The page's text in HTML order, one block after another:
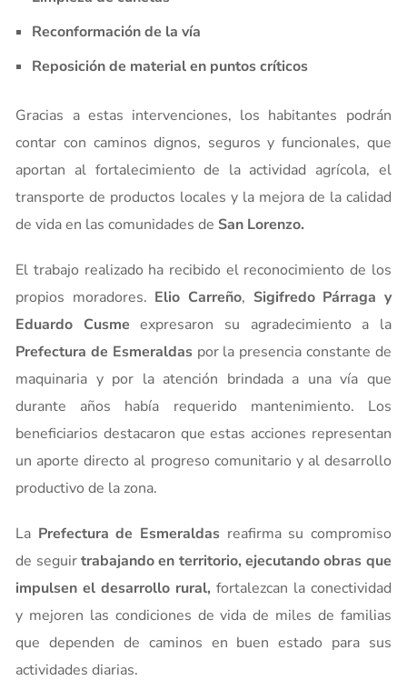
Reconformación de la vía
Reposición de material en puntos críticos
Gracias a estas intervenciones, los habitantes podrán
contar con caminos dignos, seguros y funcionales, que
aportan al fortalecimiento de la actividad agrícola, el
transporte de productos locales y la mejora de la calidad
de vida en las comunidades de San Lorenzo.
El trabajo realizado ha recibido el reconocimiento de los
propios moradores. Elio Carreño, Sigifredo Párraga y
Eduardo Cusme expresaron su agradecimiento a la
Prefectura de Esmeraldaspor la presencia constante de
maquinaria y por la atención brindada a una vía que
durante años había requerido mantenimiento. Los
beneficiarios destacaron que estas acciones representan
un aporte directo al progreso comunitario y al desarrollo
productivo de la zona.
La Prefectura de Esmeraldas reafirma su compromiso
de seguirtrabajando en territorio, ejecutando obras que
impulsen el desarrollo rural, fortalezcan la conectividad
y mejoren las condiciones de vida de miles de familias
que dependen de caminos en buen estado para sus
actividades diarias.